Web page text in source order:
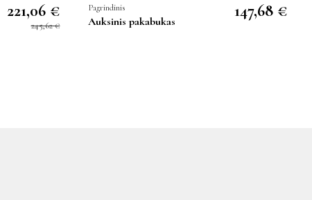
221,06 €
245,62 €
Pagrindinis
Auksinis pakabukas
147,68 €